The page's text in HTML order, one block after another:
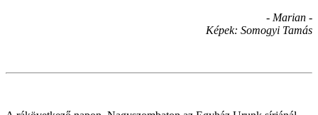
- Marian -
Képek: Somogyi Tamás